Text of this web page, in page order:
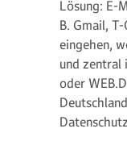
Lösung: E-
B. Gmail,
eingehen,
und zentral
oder